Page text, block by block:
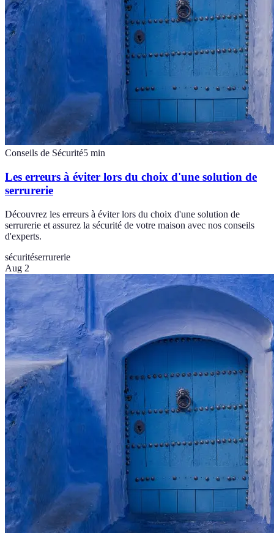
Conseils de Sécurité5 min
Les erreurs à éviter lors du choix d'une solution de
serrurerie
Découvrez les erreurs à éviter lors du choix d'une solution de
serrurerie et assurez la sécurité de votre maison avec nos conseils
d'experts.
sécuritéserrurerie
Aug 2